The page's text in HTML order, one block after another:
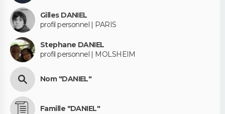
Gilles DANIEL
profil personnel | PARIS
Stephane DANIEL
profil personnel | MOLSHEIM
Nom "DANIEL"
Famille "DANIEL"